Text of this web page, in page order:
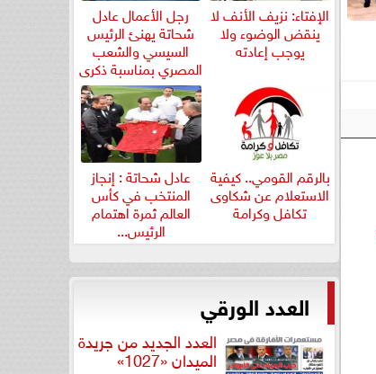
الإفتاء: نزيف الأنف لا
ينقض الوضوء ولا
يوجب إعادته
رجل الأعمال عادل
شحاتة يهنئ الرئيس
السيسي والشعب
المصري بمناسبة ذكرى
ثورة...
بالرقم القومي.. كيفية
الاستعلام عن شكاوى
تكافل وكرامة
عادل شحاتة : إنجاز
المنتخب في كأس
العالم ثمرة اهتمام
الرئيس...
العدد الورقي
العدد الجديد من جريدة
الميدان «1027»